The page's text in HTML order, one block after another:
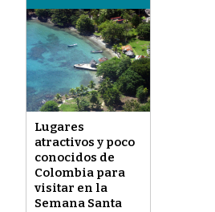
Lugares
atractivos y poco
conocidos de
Colombia para
visitar en la
Semana Santa